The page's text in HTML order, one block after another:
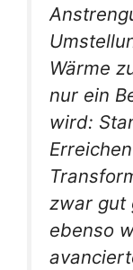
Wärme
nur ein
wird:
zwar gut
ebenso